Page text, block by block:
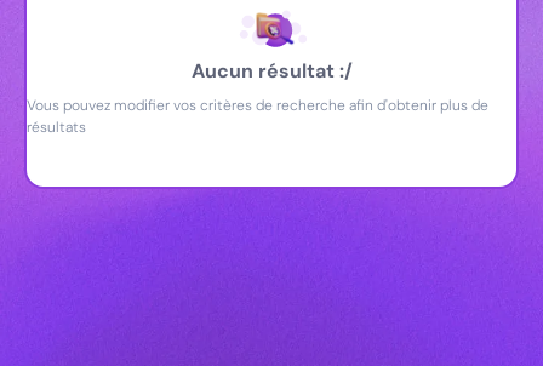
Aucun résultat :/
Vous pouvez modifier vos critères de recherche afin d'obtenir plus de
résultats